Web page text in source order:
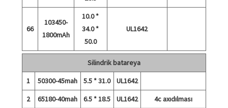
66
103450-
1800mAh
10.0 *
34.0 *
50.0
UL1642
Silindrik batareya
1
50300-45mah 5.5 * 31.0
UL1642
2
65180-40mah 6.5 * 18.5 UL1642
4c axıdılması